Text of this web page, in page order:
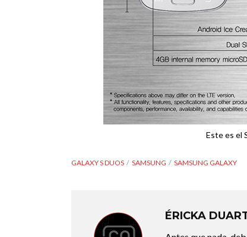
Este es el
GALAXY S DUOS SAMSUNG SAMSUNG GALAXY
ÉRICKA